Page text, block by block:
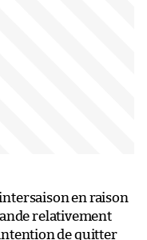
en raison
relativement
de quitter